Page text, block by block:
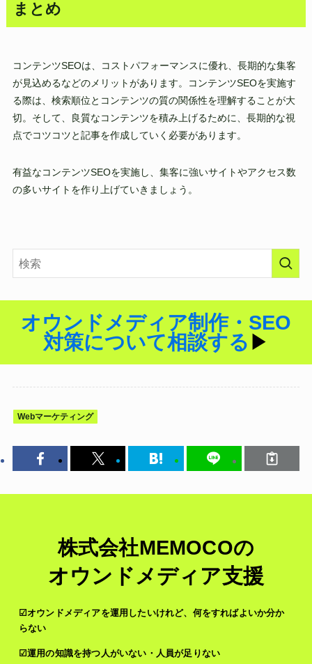
まとめ
コンテンツSEOは、コストパフォーマンスに優れ、長期的な集客
が見込めるなどのメリットがあります。コンテンツSEOを実施す
る際は、検索順位とコンテンツの質の関係性を理解することが大
切。そして、良質なコンテンツを積み上げるために、長期的な視
点でコツコツと記事を作成していく必要があります。
有益なコンテンツSEOを実施し、集客に強いサイトやアクセス数
の多いサイトを作り上げていきましょう。
オウンドメディア制作・SEO
対策について相談する ▶︎
Webマーケティング
株式会社MEMOCOの
オウンドメディア支援
☑オウンドメディアを運用したいけれど、何をすればよいか分か
らない
☑運用の知識を持つ人がいない・人員が足りない